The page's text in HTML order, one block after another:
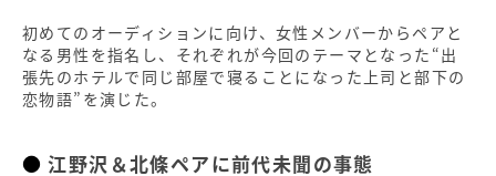
初めてのオーディションに向け、女性メンバーからペアと
なる男性を指名し、それぞれが今回のテーマとなった“出
張先のホテルで同じ部屋で寝ることになった上司と部下の
恋物語”を演じた。
江野沢＆北條ペアに前代未聞の事態